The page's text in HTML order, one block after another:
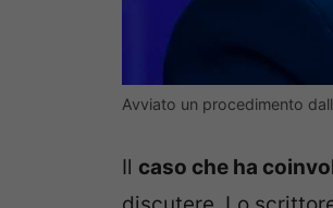
Avviato un procedimento
Il caso che ha